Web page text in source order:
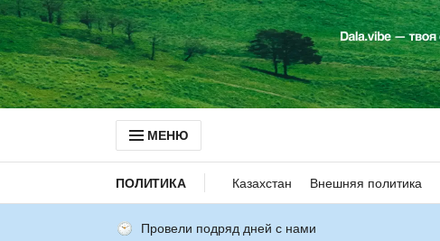
МЕНЮ
ПОЛИТИКА Казахстан Внешняя политика
Провели подряд дней с нами